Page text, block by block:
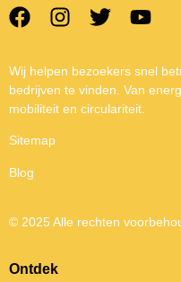
Wij helpen bezoekers snel
bedrijven te vinden. Van
mobiliteit en circulariteit.
Sitemap
Blog
© 2025 Alle rechten
Ontdek